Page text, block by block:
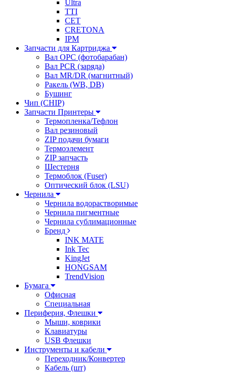
Ultra
TTI
CET
CRETONA
IPM
Запчасти для Картриджа
Вал OPC (фотобарабан)
Вал PCR (заряда)
Вал MR/DR (магнитный)
Ракель (WB, DB)
Бушинг
Чип (CHIP)
Запчасти Принтеры
Термопленка/Тефлон
Вал резиновый
ZIP подачи бумаги
Термоэлемент
ZIP запчасть
Шестерня
Термоблок (Fuser)
Оптический блок (LSU)
Чернила
Чернила водорастворимые
Чернила пигментные
Чернила сублимационные
Бренд
INK MATE
Ink Tec
KingJet
HONGSAM
TrendVision
Бумага
Офисная
Специальная
Периферия, Флешки
Мыши, коврики
Клавиатуры
USB Флешки
Инструменты и кабели
Переходник/Конвертер
Кабель (шт)